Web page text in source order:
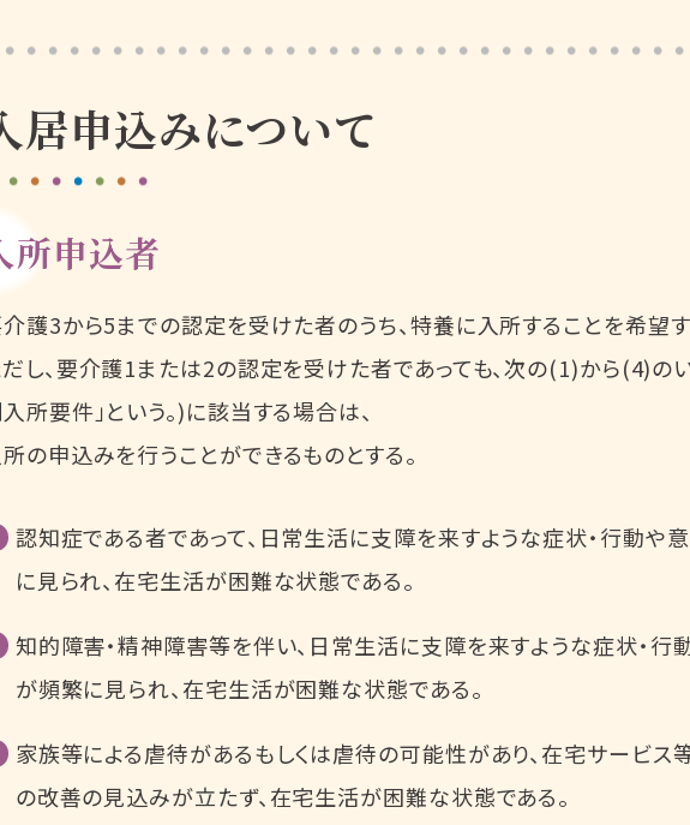
居申込みについて
所申込者
護3から5までの認定を受けた者のうち、特養に入所することを希望す
し、要介護1または2の認定を受けた者であっても、次の(1)から(4)の
所要件」という。)に該当する場合は、
の申込みを行うことができるものとする。
認知症である者であって、日常生活に支障を来すような症状・行動や
に見られ、在宅生活が困難な状態である。
知的障害・精神障害等を伴い、日常生活に支障を来すような症状・
が頻繁に見られ、在宅生活が困難な状態である。
家族等による虐待があるもしくは虐待の可能性があり、在宅サービス
の改善の見込みが立たず、在宅生活が困難な状態である。